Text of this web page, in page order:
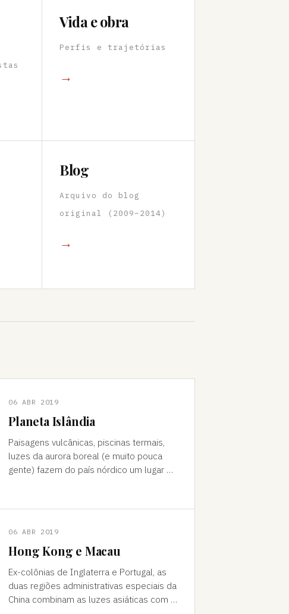
Vida e obra
Perfis e trajetórias
→
Blog
Arquivo do blog
original (2009–2014)
→
06 ABR 2019
Planeta Islândia
Paisagens vulcânicas, piscinas termais,
luzes da aurora boreal (e muito pouca
gente) fazem do país nórdico um lugar de
06 ABR 2019
Hong Kong e Macau
Ex-colônias de Inglaterra e Portugal, as
duas regiões administrativas especiais da
China combinam as luzes asiáticas com o